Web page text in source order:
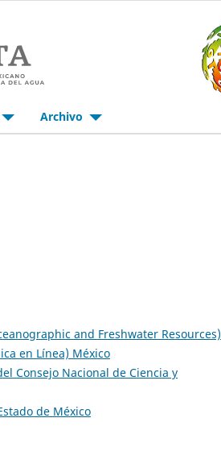
Archivo
and Freshwater Resources)
en Línea) México
Consejo Nacional de Ciencia y
de México